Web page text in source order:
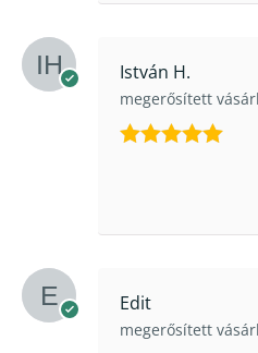
István H.
megerősített
Edit
megerősített